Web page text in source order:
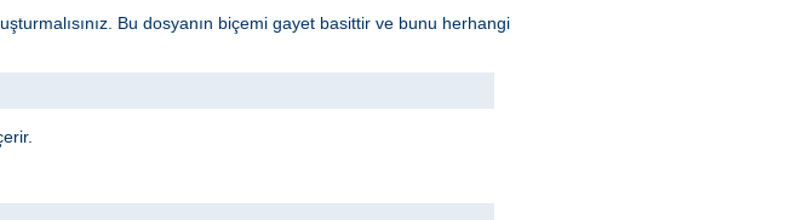
Bu dosyanın biçemi gayet basittir ve bunu herhangi